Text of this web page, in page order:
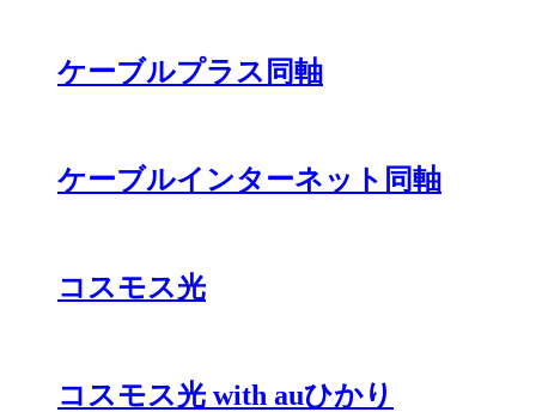
ケーブルプラス同軸
ケーブルインターネット同軸
コスモス光
コスモス光 with auひかり